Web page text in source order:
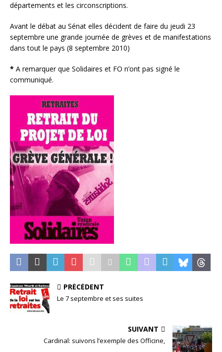
départements et les circonscriptions.
Avant le débat au Sénat elles décident de faire du jeudi 23
septembre une grande journée de grèves et de manifestations
dans tout le pays (8 septembre 2010)
* A remarquer que Solidaires et FO n’ont pas signé le
communiqué.
PRÉCÉDENT
Le 7 septembre et ses suites
SUIVANT
Cardinal: suivons l’exemple des Officine,